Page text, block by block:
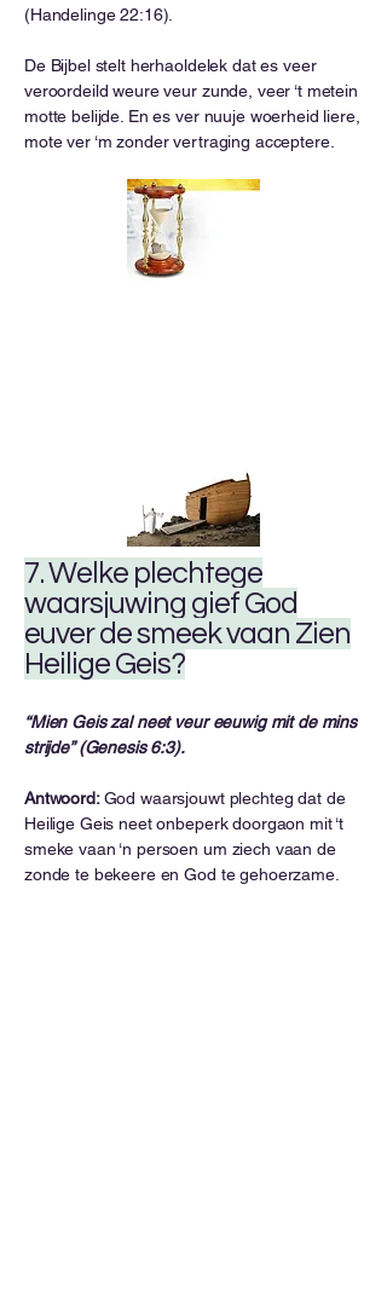
(Handelinge 22:16).
De Bijbel stelt herhaoldelek dat es veer
veroordeild weure veur zunde, veer ‘t metein
motte belijde. En es ver nuuje woerheid liere,
mote ver ‘m zonder vertraging acceptere.
7. Welke plechtege
waarsjuwing gief God
euver de smeek vaan Zien
Heilige Geis?
“Mien Geis zal neet veur eeuwig mit de mins
strijde” (Genesis 6:3).
Antwoord:God waarsjouwt plechteg dat de
Heilige Geis neet onbeperk doorgaon mit ‘t
smeke vaan ‘n persoen um ziech vaan de
zonde te bekeere en God te gehoerzame.